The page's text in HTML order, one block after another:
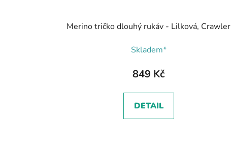
Merino tričko dlouhý rukáv - Lilková, Crawler
Skladem*
849 Kč
DETAIL